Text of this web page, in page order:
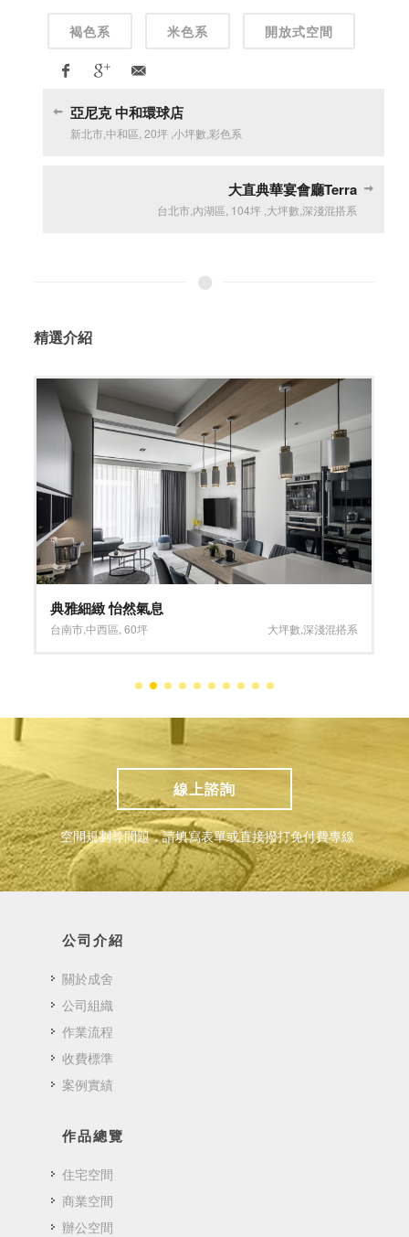
褐色系 米色系 開放式空間
亞尼克 中和環球店
新北市,中和區 ,20坪 ,小坪數 彩色系
大直典華宴會廳Terra
台北市, 內湖區 104坪, 大坪數 深淺混搭系
精選介紹
典雅細緻 怡然氣息
台南市,中西區 ,60坪 大坪數 ,深淺混搭系
線上諮詢
空間規劃等問題，請填寫表單或直接撥打免付費專線
公司介紹
關於成舍
公司組織
作業流程
收費標準
案例實績
作品總覽
住宅空間
商業空間
辦公空間